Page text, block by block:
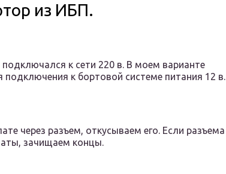
из ИБП.
к сети 220 в. В моем варианте
к бортовой системе питания 12 в.
через разъем, откусываем его. Если разъема
зачищаем концы.